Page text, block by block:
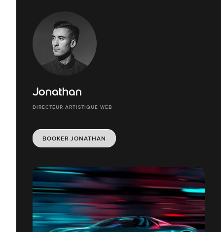
Jonathan
DIRECTEUR ARTISTIQUE WEB
BOOKER JONATHAN